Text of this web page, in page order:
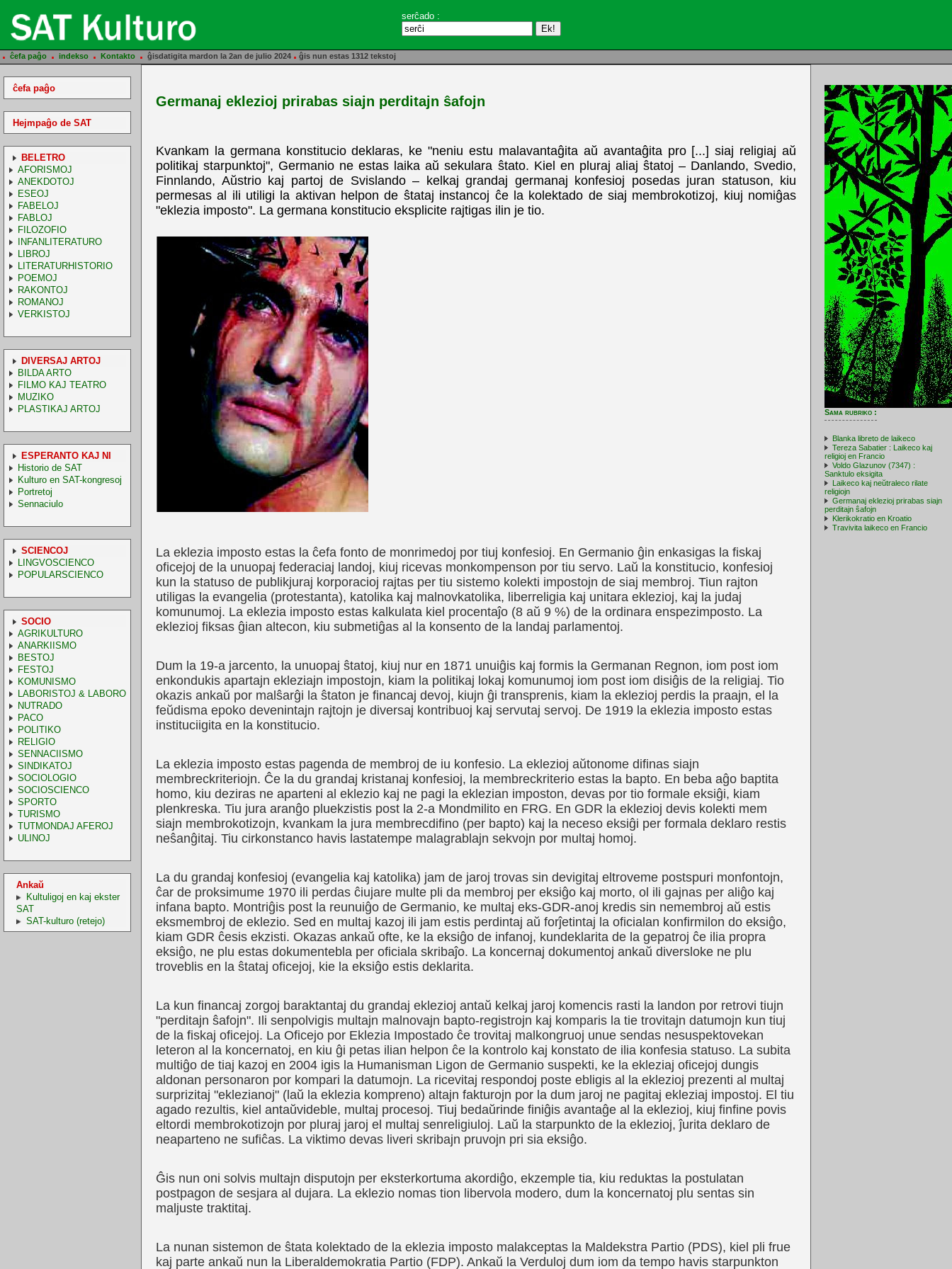
serĉado :
. ĉefa paĝo . indekso . Kontakto . ĝisdatigita mardon la 2an de julio 2024 . ĝis nun estas 1312 tekstoj
ĉefa paĝo
Hejmpaĝo de SAT
BELETRO
AFORISMOJ
ANEKDOTOJ
ESEOJ
FABELOJ
FABLOJ
FILOZOFIO
INFANLITERATURO
LIBROJ
LITERATURHISTORIO
POEMOJ
RAKONTOJ
ROMANOJ
VERKISTOJ
DIVERSAJ ARTOJ
BILDA ARTO
FILMO KAJ TEATRO
MUZIKO
PLASTIKAJ ARTOJ
ESPERANTO KAJ NI
Historio de SAT
Kulturo en SAT-kongresoj
Portretoj
Sennaciulo
SCIENCOJ
LINGVOSCIENCO
POPULARSCIENCO
SOCIO
AGRIKULTURO
ANARKIISMO
BESTOJ
FESTOJ
KOMUNISMO
LABORISTOJ & LABORO
NUTRADO
PACO
POLITIKO
RELIGIO
SENNACIISMO
SINDIKATOJ
SOCIOLOGIO
SOCIOSCIENCO
SPORTO
TURISMO
TUTMONDAJ AFEROJ
ULINOJ
Ankaŭ
Kultuligoj en kaj ekster
SAT
SAT-kulturo (retejo)
Germanaj eklezioj prirabas siajn perditajn ŝafojn
Kvankam la germana konstitucio deklaras, ke "neniu estu malavantaĝita aŭ avantaĝita pro [...] siaj religiaj aŭ
politikaj starpunktoj", Germanio ne estas laika aŭ sekulara ŝtato. Kiel en pluraj aliaj ŝtatoj – Danlando, Svedio,
Finnlando, Aŭstrio kaj partoj de Svislando – kelkaj grandaj germanaj konfesioj posedas juran statuson, kiu
permesas al ili utiligi la aktivan helpon de ŝtataj instancoj ĉe la kolektado de siaj membrokotizoj, kiuj nomiĝas
"eklezia imposto". La germana konstitucio eksplicite rajtigas ilin je tio.
La eklezia imposto estas la ĉefa fonto de monrimedoj por tiuj konfesioj. En Germanio ĝin enkasigas la fiskaj
oficejoj de la unuopaj federaciaj landoj, kiuj ricevas monkompenson por tiu servo. Laŭ la konstitucio, konfesioj
kun la statuso de publikjuraj korporacioj rajtas per tiu sistemo kolekti impostojn de siaj membroj. Tiun rajton
utiligas la evangelia (protestanta), katolika kaj malnovkatolika, liberreligia kaj unitara eklezioj, kaj la judaj
komunumoj. La eklezia imposto estas kalkulata kiel procentaĵo (8 aŭ 9 %) de la ordinara enspezimposto. La
eklezioj fiksas ĝian altecon, kiu submetiĝas al la konsento de la landaj parlamentoj.
Dum la 19-a jarcento, la unuopaj ŝtatoj, kiuj nur en 1871 unuiĝis kaj formis la Germanan Regnon, iom post iom
enkondukis apartajn ekleziajn impostojn, kiam la politikaj lokaj komunumoj iom post iom disiĝis de la religiaj. Tio
okazis ankaŭ por malŝarĝi la ŝtaton je financaj devoj, kiujn ĝi transprenis, kiam la eklezioj perdis la praajn, el la
feŭdisma epoko devenintajn rajtojn je diversaj kontribuoj kaj servutaj servoj. De 1919 la eklezia imposto estas
instituciigita en la konstitucio.
La eklezia imposto estas pagenda de membroj de iu konfesio. La eklezioj aŭtonome difinas siajn
membreckriteriojn. Ĉe la du grandaj kristanaj konfesioj, la membreckriterio estas la bapto. En beba aĝo baptita
homo, kiu deziras ne aparteni al eklezio kaj ne pagi la eklezian imposton, devas por tio formale eksiĝi, kiam
plenkreska. Tiu jura aranĝo pluekzistis post la 2-a Mondmilito en FRG. En GDR la eklezioj devis kolekti mem
siajn membrokotizojn, kvankam la jura membrecdifino (per bapto) kaj la neceso eksiĝi per formala deklaro restis
neŝanĝitaj. Tiu cirkonstanco havis lastatempe malagrablajn sekvojn por multaj homoj.
La du grandaj konfesioj (evangelia kaj katolika) jam de jaroj trovas sin devigitaj eltroveme postspuri monfontojn,
ĉar de proksimume 1970 ili perdas ĉiujare multe pli da membroj per eksiĝo kaj morto, ol ili gajnas per aliĝo kaj
infana bapto. Montriĝis post la reunuiĝo de Germanio, ke multaj eks-GDR-anoj kredis sin nemembroj aŭ estis
eksmembroj de eklezio. Sed en multaj kazoj ili jam estis perdintaj aŭ forĵetintaj la oficialan konfirmilon do eksiĝo,
kiam GDR ĉesis ekzisti. Okazas ankaŭ ofte, ke la eksiĝo de infanoj, kundeklarita de la gepatroj ĉe ilia propra
eksiĝo, ne plu estas dokumentebla per oficiala skribaĵo. La koncernaj dokumentoj ankaŭ diversloke ne plu
troveblis en la ŝtataj oficejoj, kie la eksiĝo estis deklarita.
La kun financaj zorgoj baraktantaj du grandaj eklezioj antaŭ kelkaj jaroj komencis rasti la landon por retrovi tiujn
"perditajn ŝafojn". Ili senpolvigis multajn malnovajn bapto-registrojn kaj komparis la tie trovitajn datumojn kun tiuj
de la fiskaj oficejoj. La Oficejo por Eklezia Impostado ĉe trovitaj malkongruoj unue sendas nesuspektovekan
leteron al la koncernatoj, en kiu ĝi petas ilian helpon ĉe la kontrolo kaj konstato de ilia konfesia statuso. La subita
multiĝo de tiaj kazoj en 2004 igis la Humanisman Ligon de Germanio suspekti, ke la ekleziaj oficejoj dungis
aldonan personaron por kompari la datumojn. La ricevitaj respondoj poste ebligis al la eklezioj prezenti al multaj
surprizitaj "eklezianoj" (laŭ la eklezia kompreno) altajn fakturojn por la dum jaroj ne pagitaj ekleziaj impostoj. El tiu
agado rezultis, kiel antaŭvideble, multaj procesoj. Tiuj bedaŭrinde finiĝis avantaĝe al la eklezioj, kiuj finfine povis
eltordi membrokotizojn por pluraj jaroj el multaj senreligiuloj. Laŭ la starpunkto de la eklezioj, ĵurita deklaro de
neaparteno ne sufiĉas. La viktimo devas liveri skribajn pruvojn pri sia eksiĝo.
Ĝis nun oni solvis multajn disputojn per eksterkortuma akordiĝo, ekzemple tia, kiu reduktas la postulatan
postpagon de sesjara al dujara. La eklezio nomas tion libervola modero, dum la koncernatoj plu sentas sin
maljuste traktitaj.
La nunan sistemon de ŝtata kolektado de la eklezia imposto malakceptas la Maldekstra Partio (PDS), kiel pli frue
kaj parte ankaŭ nun la Liberaldemokratia Partio (FDP). Ankaŭ la Verduloj dum iom da tempo havis starpunkton
Sama rubriko :
Blanka libreto de laikeco
Tereza Sabatier : Laikeco kaj
religioj en Francio
Voldo Glazunov (7347) :
Sanktulo eksigita
Laikeco kaj neŭtraleco rilate
religiojn
Germanaj eklezioj prirabas siajn
perditajn ŝafojn
Klerikokratio en Kroatio
Travivita laikeco en Francio